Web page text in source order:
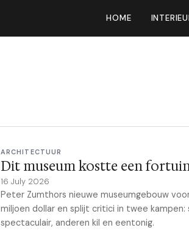
HOME
ARCHITECTUUR
Dit museum kostte een
16 July 2026
Peter Zumthors nieuwe museumgebouw
miljoen dollar en splijt critici in twee
spectaculair, anderen kil en eentonig.